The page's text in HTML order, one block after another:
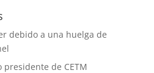
debido a una huelga de
de CETM